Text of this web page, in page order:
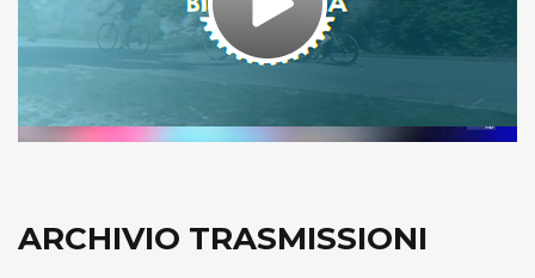
Play
Video
ARCHIVIO TRASMISSIONI